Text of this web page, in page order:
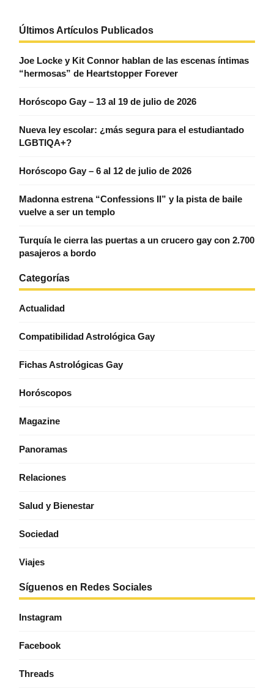
Últimos Artículos Publicados
Joe Locke y Kit Connor hablan de las escenas íntimas
“hermosas” de Heartstopper Forever
Horóscopo Gay – 13 al 19 de julio de 2026
Nueva ley escolar: ¿más segura para el estudiantado
LGBTIQA+?
Horóscopo Gay – 6 al 12 de julio de 2026
Madonna estrena “Confessions II” y la pista de baile
vuelve a ser un templo
Turquía le cierra las puertas a un crucero gay con 2.700
pasajeros a bordo
Categorías
Actualidad
Compatibilidad Astrológica Gay
Fichas Astrológicas Gay
Horóscopos
Magazine
Panoramas
Relaciones
Salud y Bienestar
Sociedad
Viajes
Síguenos en Redes Sociales
Instagram
Facebook
Threads